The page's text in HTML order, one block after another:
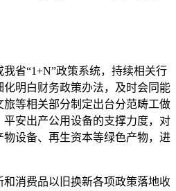
“1+N”政策系统，持续相关行
明白财务政策办法，及时会同能
等相关部分制定出台分范畴工做
安出产公用设备的支撑力度，对
设备、再生资本等绿色产物，进
消费品以旧换新各项政策落地收